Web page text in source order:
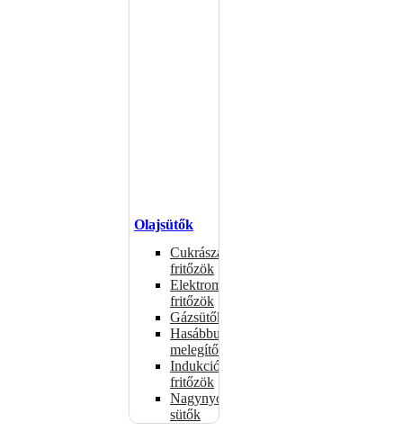
Olajsütők
Cukrászati
fritőzök
Elektromos
fritőzök
Gázsütők
Hasábburgonya
melegítők
Indukciós
fritőzök
Nagynyomású
sütők